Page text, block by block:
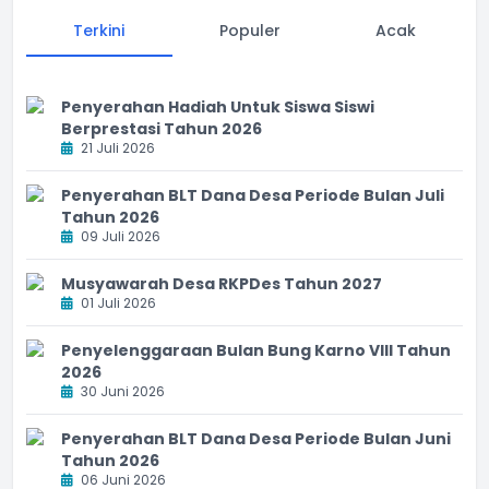
Terkini Populer Acak
Penyerahan Hadiah Untuk Siswa Siswi
Berprestasi Tahun 2026
21 Juli 2026
Penyerahan BLT Dana Desa Periode Bulan Juli
Tahun 2026
09 Juli 2026
Musyawarah Desa RKPDes Tahun 2027
01 Juli 2026
Penyelenggaraan Bulan Bung Karno VIII Tahun
2026
30 Juni 2026
Penyerahan BLT Dana Desa Periode Bulan Juni
Tahun 2026
06 Juni 2026